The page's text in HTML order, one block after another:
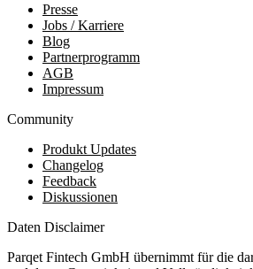
Presse
Jobs / Karriere
Blog
Partnerprogramm
AGB
Impressum
Community
Produkt Updates
Changelog
Feedback
Diskussionen
Daten Disclaimer
Parqet Fintech GmbH übernimmt für die